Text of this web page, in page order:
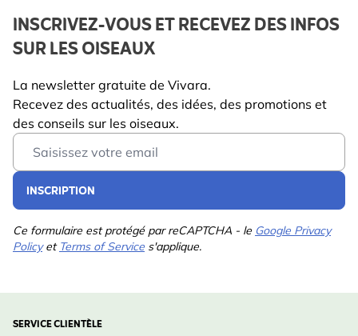
INSCRIVEZ-VOUS ET RECEVEZ DES INFOS
SUR LES OISEAUX
La newsletter gratuite de Vivara.
Recevez des actualités, des idées, des promotions et
des conseils sur les oiseaux.
Email Address
INSCRIPTION
Ce formulaire est protégé par reCAPTCHA - le Google Privacy
Policyet Terms of Service s'applique.
SERVICE CLIENTÈLE